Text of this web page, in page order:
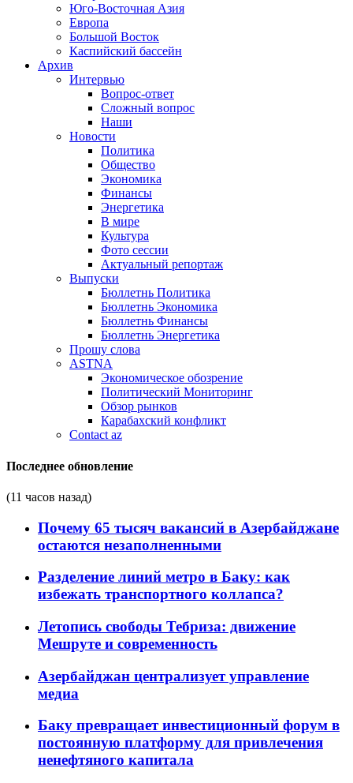
Юго-Восточная Азия
Европа
Большой Восток
Каспийский бассейн
Архив
Интервью
Вопрос-ответ
Сложный вопрос
Наши
Новости
Политика
Общество
Экономика
Финансы
Энергетика
В мире
Культура
Фото сессии
Актуальный репортаж
Выпуски
Бюллетнь Политика
Бюллетнь Экономика
Бюллетнь Финансы
Бюллетнь Энергетика
Прошу слова
ASTNA
Экономическое обозрение
Политический Мониторинг
Обзор рынков
Карабахский конфликт
Contact az
Последнее обновление
(11 часов назад)
Почему 65 тысяч вакансий в Азербайджане
остаются незаполненными
Разделение линий метро в Баку: как
избежать транспортного коллапса?
Летопись свободы Тебриза: движение
Мешруте и современность
Азербайджан централизует управление
медиа
Баку превращает инвестиционный форум в
постоянную платформу для привлечения
ненефтяного капитала